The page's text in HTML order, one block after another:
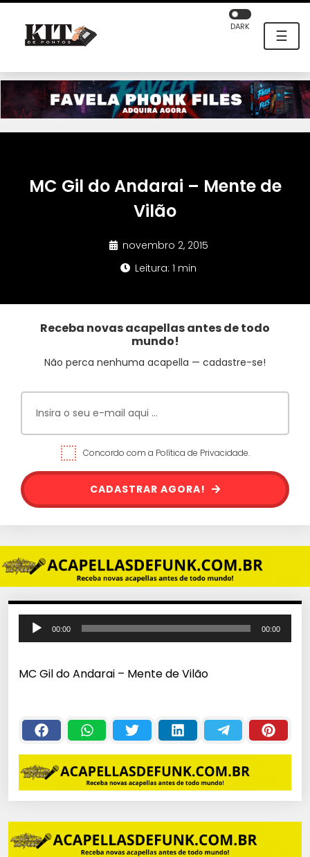
☰
DARK
MC Gil do Andarai – Mente de
Vilão
novembro 2, 2015
Leitura: 1 min
Receba novas acapellas antes de todo
mundo!
Não perca nenhuma acapella — cadastre-se!
Concordo com a Política de Privacidade.
CADASTRAR AGORA!
o
a
o
r
d
e
á
i
00:00 00:00
MC Gil do Andarai – Mente de Vilão